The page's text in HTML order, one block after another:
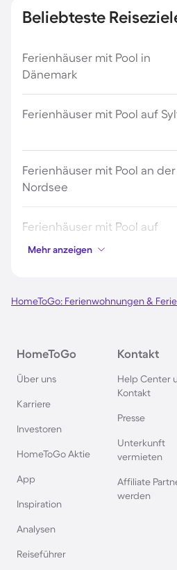
Beliebteste
Ferienhäuser mit Pool in
Dänemark
Ferienhäuser mit Pool auf
Ferienhäuser mit Pool an der
Nordsee
Ferienhäuser mit Pool auf
Fehmarn
Norddeich
Ferienhäuser mit Pool in
Ferienhäuser mit Pool in
Ferienhäuser mit Pool in
Winterberg
Mehr anzeigen
HomeToGo: Ferienwohnungen &
HomeToGo
Über uns
Karriere
Investoren
HomeToGo Aktie
App
Inspiration
Analysen
Reiseführer
Kontakt
Help Center
Kontakt
Presse
Unterkunft
vermieten
Affiliate
werden